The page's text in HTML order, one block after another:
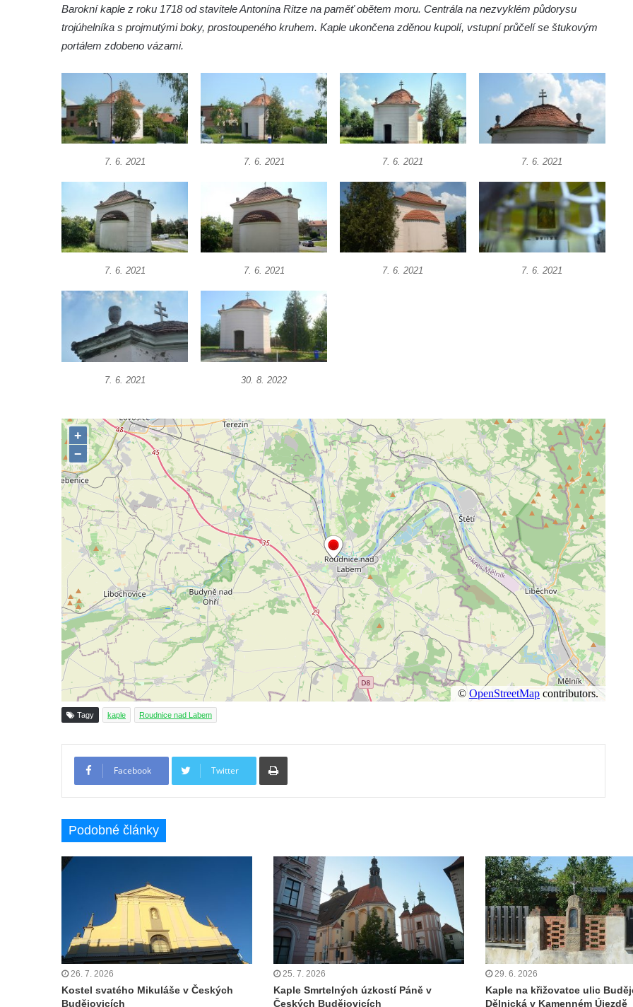
Cyrénský pomáhá Ježíši nést kříž
Křížová cesta Římov – XXI. kaple –
Popravní brána
Veronika potkává Ježíše a utírá mu do své
roušky pot z tváře
Křížová cesta Římov – XIX. kaple – Kristus
kříž nesoucí potkává Pannu Marii
Křížová cesta Římov – XVIII. kaple – Na
Ježíše vložen kříž
Křížová cesta Římov – XVII. kaple – Velký
Pilát
Křížová cesta Římov – XVI. kaple – U
Herodesa
Křížová cesta Římov – XV. kaple – Malý
Pilát
Křížová cesta Římov – XIV. kaple – U
Kaifáše (U Děvečky)
brána
Křížová cesta Římov – XI. kaple – Ježíš
haněn a tupen
Křížová cesta Římov – X. kaple – U
Cedronu
Křížová cesta Římov – IX. kaple – U
chromého žida
Křížová cesta Římov – VIII. kaple – Kristus
svázán a ze zahrady vyhnán
Křížová cesta Římov – VII. kaple – Políbení
Jidášovo
Křížová cesta Římov – VI. kaple – Olivetská
hora (Getsemanská zahrada)
Křížová cesta Římov – V. kaple – Smutná
duše
brána
Křížová cesta Římov – I. kaple – Loučení
Kaple v Horním Třeboníně
Kaple Panny Marie v Horním Třeboníně
Kaple mezi Dolním Třebonínem a Horním
Třebonínem
Márnice na hřbitově v Rybniště
Barokní kaple z roku 1718 od stavitele Antonína Ritze na paměť obětem moru. Centrála na nezvyklém půdorysu
trojúhelníka s projmutými boky, prostoupeného kruhem. Kaple ukončena zděnou kupolí, vstupní průčelí se štukovým
portálem zdobeno vázami.
7. 6. 2021 7. 6. 2021 7. 6. 2021 7. 6. 2021
7. 6. 2021 7. 6. 2021 7. 6. 2021 7. 6. 2021
7. 6. 2021 30. 8. 2022
Tagy kaple Roudnice nad Labem
Facebook Twitter
Tisknout
Podobné články
26. 7. 2026
Kostel svatého Mikuláše v Českých
Budějovicích
25. 7. 2026
Kaple Smrtelných úzkostí Páně v
Českých Budějovicích
29. 6. 2026
Kaple na křižovatce ulic
Dělnická v Kamenném Újezdě